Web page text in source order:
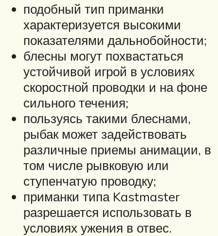
подобный тип приманки
характеризуется высокими
показателями дальнобойности;
блесны могут похвастаться
устойчивой игрой в условиях
скоростной проводки и на фоне
сильного течения;
пользуясь такими блеснами,
рыбак может задействовать
различные приемы анимации, в
том числе рывковую или
ступенчатую проводку;
приманки типа Kastmaster
разрешается использовать в
условиях ужения в отвес.